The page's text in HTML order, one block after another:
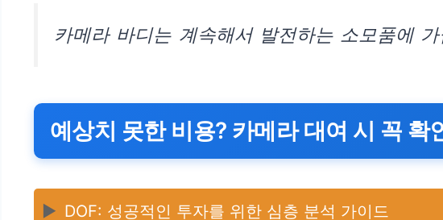
카메라 바디는 계속해서 발전하는 소모품에
예상치 못한 비용? 카메라 대여 시 꼭 확
▶️ DOF: 성공적인 투자를 위한 심층 분석 가이드